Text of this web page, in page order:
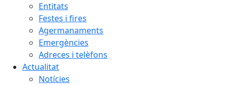
Entitats
Festes i fires
Agermanaments
Emergències
Adreces i telèfons
Actualitat
Notícies